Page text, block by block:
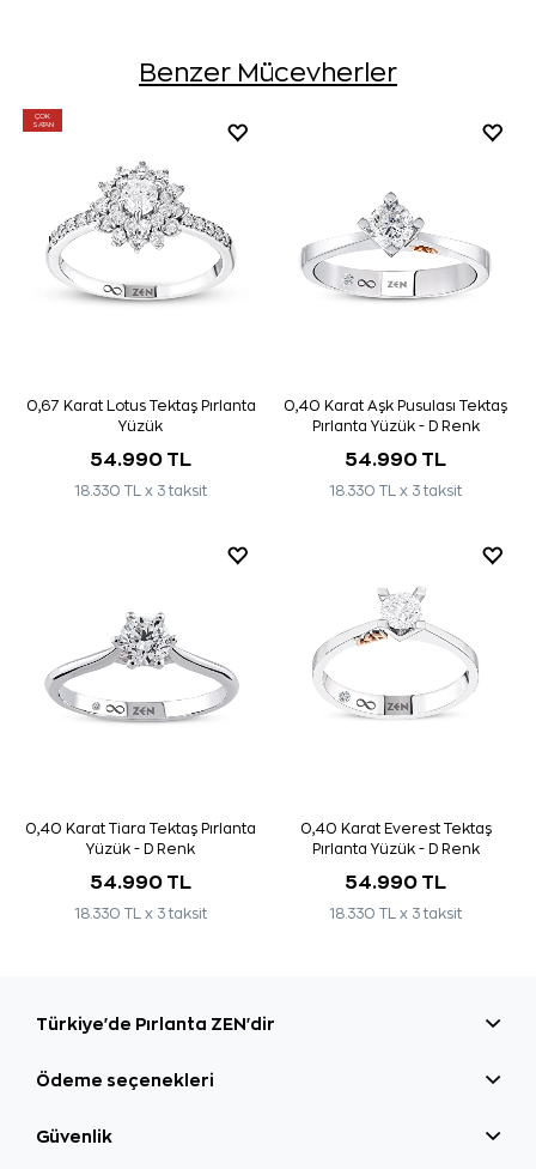
Benzer Mücevherler
ÇOK
SATAN
0,67 Karat Lotus Tektaş Pırlanta
Yüzük
54.990 TL
18.330 TL x 3 taksit
0,40 Karat Aşk Pusulası Tektaş
Pırlanta Yüzük - D Renk
54.990 TL
18.330 TL x 3 taksit
0,40 Karat Tiara Tektaş Pırlanta
Yüzük - D Renk
54.990 TL
18.330 TL x 3 taksit
0,40 Karat Everest Tektaş
Pırlanta Yüzük - D Renk
54.990 TL
18.330 TL x 3 taksit
Türkiye'de Pırlanta ZEN'dir
Ödeme seçenekleri
Güvenlik